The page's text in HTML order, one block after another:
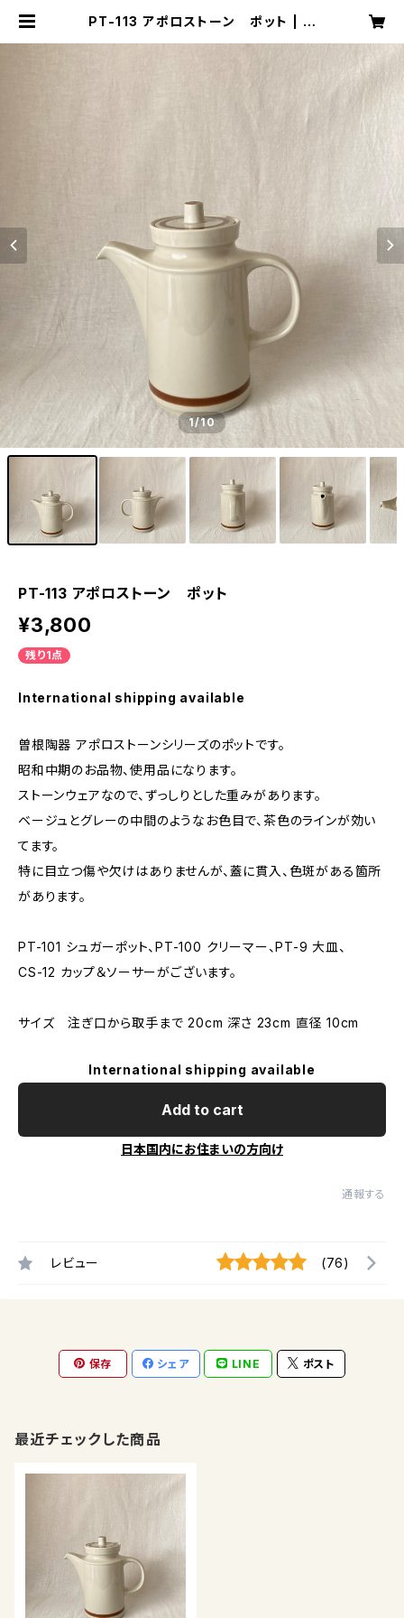
PT-113 アポロストーン ポット | キ
1/10
PT-113 アポロストーン ポット
¥3,800
残り1点
International shipping available
曽根陶器 アポロストーンシリーズのポットです。
昭和中期のお品物、使用品になります。
ストーンウェアなので、ずっしりとした重みがあります。
ベージュとグレーの中間のようなお色目で、茶色のラインが効い
てます。
特に目立つ傷や欠けはありませんが、蓋に貫入、色斑がある箇所
があります。
PT-101 シュガーポット、PT-100 クリーマー、PT-9 大皿、
CS-12 カップ＆ソーサーがございます。
サイズ 注ぎ口から取手まで 20cm 深さ 23cm 直径 10cm
International shipping available
Add to cart
日本国内にお住まいの方向け
通報する
レビュー (76)
保存 シェア LINE ポスト
最近チェックした商品